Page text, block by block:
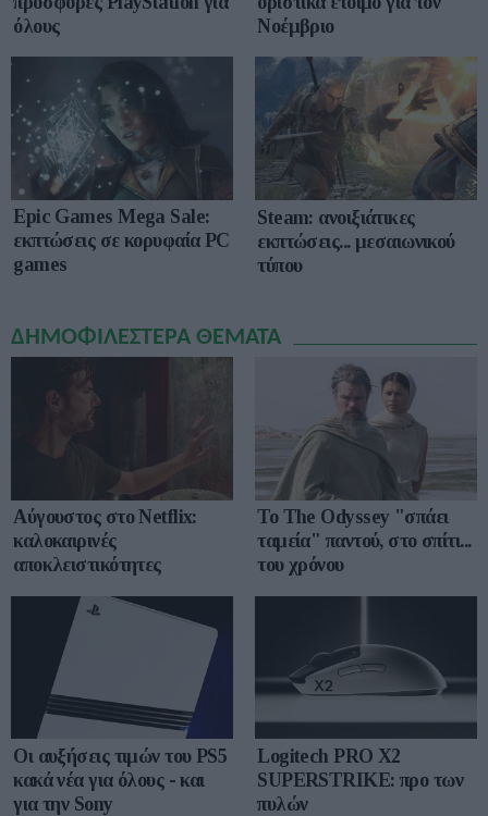
όλους
Νοέμβριο
Epic Games Mega Sale:
εκπτώσεις σε κορυφαία PC
games
Steam: ανοιξιάτικες
εκπτώσεις... μεσαιωνικού
τύπου
ΔΗΜΟΦΙΛΕΣΤΕΡΑ ΘΕΜΑΤΑ
Αύγουστος στο Netflix:
καλοκαιρινές
αποκλειστικότητες
To The Odyssey "σπάει
ταμεία" παντού, στο σπίτι...
του χρόνου
Οι αυξήσεις τιμών του PS5
κακά νέα για όλους - και
για την Sony
Logitech PRO X2
SUPERSTRIKE: προ των
πυλών